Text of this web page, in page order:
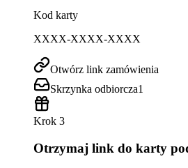
Kod karty
XXXX-XXXX-XXXX
Otwórz link zamówienia
Skrzynka odbiorcza1
Krok 3
Otrzymaj link do karty